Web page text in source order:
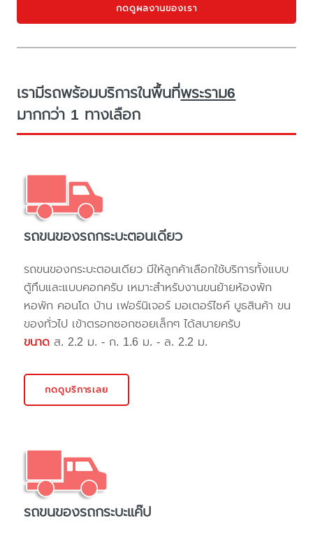
กดดูผลงานของเรา
เรามีรถพร้อมบริการในพื้นที่พระราม6
มากกว่า 1 ทางเลือก
รถขนของรถกระบะตอนเดียว
รถขนของกระบะตอนเดียว มีให้ลูกค้าเลือกใช้บริการทั้งแบบ
ตู้ทึบและแบบคอกครับ เหมาะสำหรับงานขนย้ายห้องพัก
หอพัก คอนโด บ้าน เฟอร์นิเจอร์ มอเตอร์ไซค์ บูธสินค้า ขน
ของทั่วไป เข้าตรอกซอกซอยเล็กๆ ได้สบายครับ
ขนาด ส. 2.2 ม. - ก. 1.6 ม. - ล. 2.2 ม.
กดดูบริการเลย
รถขนของรถกระบะแค๊ป